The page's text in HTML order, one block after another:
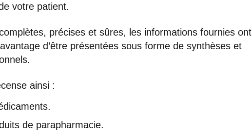
votre patient.
précises et sûres, les informations fournies ont
d’être présentées sous forme de synthèses et
ainsi :
de parapharmacie.